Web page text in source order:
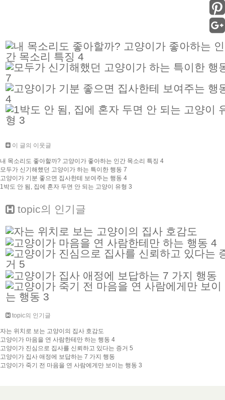
이 글의 이웃글
내 목소리도 좋아할까? 고양이가 좋아하는 인간 목소리 특징 4
모두가 신기해했던 고양이가 하는 특이한 행동 7
고양이가 기분 좋으면 집사한테 보여주는 행동 4
1박도 안 됨, 집에 혼자 두면 안 되는 고양이 유형 3
topic의 인기글
topic의 인기글
자는 위치로 보는 고양이의 집사 호감도
고양이가 마음을 연 사람한테만 하는 행동 4
고양이가 진심으로 집사를 신뢰하고 있다는 증거 5
고양이가 집사 애정에 보답하는 7 가지 행동
고양이가 죽기 전 마음을 연 사람에게만 보이는 행동 3